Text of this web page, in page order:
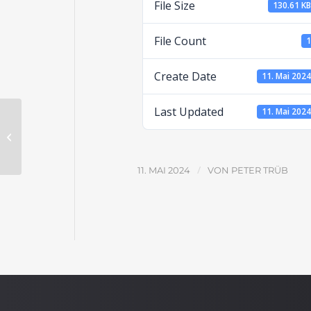
File Size 130.61 KB
File Count 1
Create Date 11. Mai 2024
Last Updated 11. Mai 2024
11. MAI 2024 / VON PETER TRÜB
Der erste Thessalonicherbrief: Das